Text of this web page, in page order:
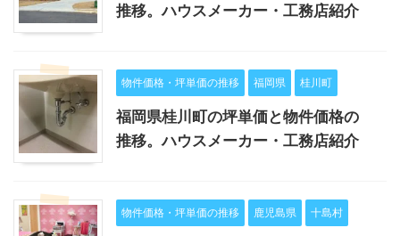
推移。ハウスメーカー・工務店紹介
物件価格・坪単価の推移 福岡県 桂川町
福岡県桂川町の坪単価と物件価格の
推移。ハウスメーカー・工務店紹介
物件価格・坪単価の推移 鹿児島県 十島村